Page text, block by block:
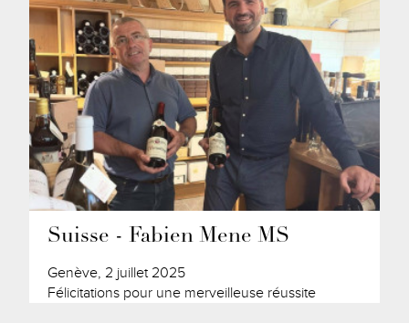
Suisse - Fabien Mene MS
Genève, 2 juillet 2025
Félicitations pour une merveilleuse réussite